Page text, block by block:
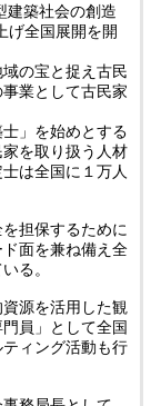
建築社会の創造
げ全国展開を開
の宝と捉え古民
業として古民家
士」を始めとする
を取り扱う人材
は全国に１万人
担保するために
面を兼ね備え全
る。
源を活用した観
員」として全国
ィング活動も行